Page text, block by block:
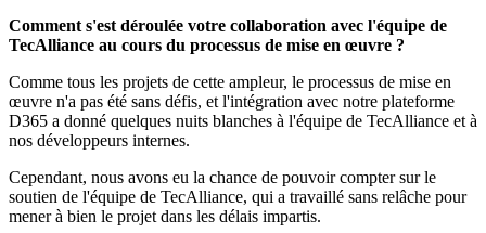
Comment s'est déroulée votre collaboration avec l'équipe de
TecAlliance au cours du processus de mise en œuvre ?
Comme tous les projets de cette ampleur, le processus de mise en
œuvre n'a pas été sans défis, et l'intégration avec notre plateforme
D365 a donné quelques nuits blanches à l'équipe de TecAlliance et à
nos développeurs internes.
Cependant, nous avons eu la chance de pouvoir compter sur le
soutien de l'équipe de TecAlliance, qui a travaillé sans relâche pour
mener à bien le projet dans les délais impartis.